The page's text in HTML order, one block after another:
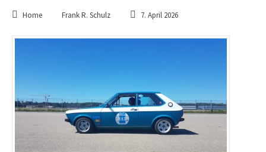
Home Frank R. Schulz 7. April 2026